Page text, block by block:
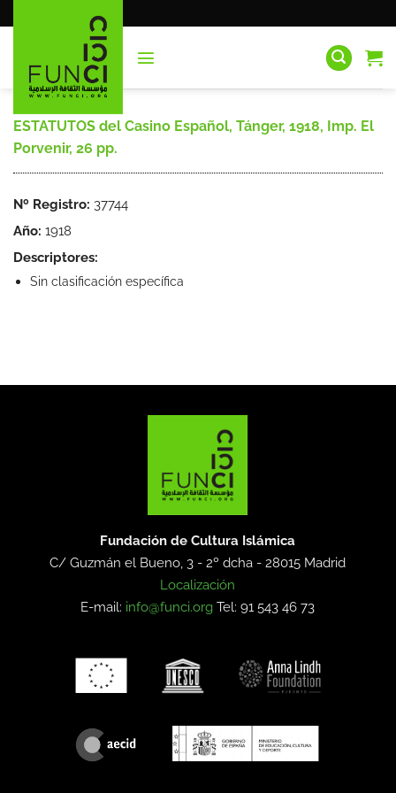
al
ESTATUTOS del Casino Español, Tánger, 1918, Imp. El
Porvenir, 26 pp.
Nº Registro: 37744
Año: 1918
Descriptores:
Sin clasificación específica
Fundación de Cultura Islámica
C/ Guzmán el Bueno, 3 - 2º dcha -28015 Madrid
Localización
E-mail: info@funci.org Tel: 91 543 46 73